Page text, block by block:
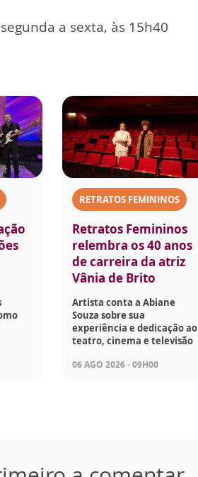
a sexta, às 15h40
RETRATOS FEMININOS
Retratos Femininos
relembra os 40 anos
de carreira da atriz
Vânia de Brito
Artista conta a Abiane
Souza sobre sua
experiência e dedicação ao
teatro, cinema e televisão
06 AGO 2026 - 09H00